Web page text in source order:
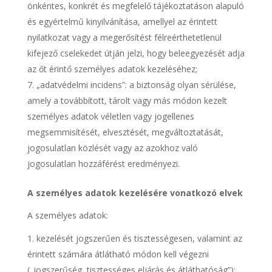
önkéntes, konkrét és megfelelő tájékoztatáson alapuló
és egyértelmű kinyilvánítása, amellyel az érintett
nyilatkozat vagy a megerősítést félreérthetetlenül
kifejező cselekedet útján jelzi, hogy beleegyezését adja
az őt érintő személyes adatok kezeléséhez;
„adatvédelmi incidens”: a biztonság olyan sérülése,
amely a továbbított, tárolt vagy más módon kezelt
személyes adatok véletlen vagy jogellenes
megsemmisítését, elvesztését, megváltoztatását,
jogosulatlan közlését vagy az azokhoz való
jogosulatlan hozzáférést eredményezi.
A személyes adatok kezelésére vonatkozó elvek
A személyes adatok:
kezelését jogszerűen és tisztességesen, valamint az
érintett számára átlátható módon kell végezni